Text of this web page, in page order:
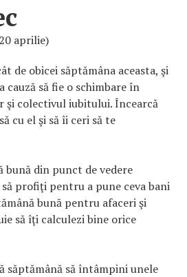
aprilie)
de obicei săptămâna aceasta, şi
cauză să fie o schimbare în
şi colectivul iubitului. Încearcă
cu el şi să îi ceri să te
bună din punct de vedere
profiţi pentru a pune ceva bani
bună pentru afaceri şi
să îţi calculezi bine orice
săptămână să întâmpini unele